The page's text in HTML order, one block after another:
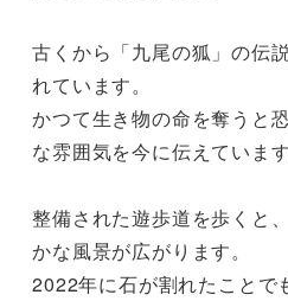
古くから「九尾の狐」の伝
れています。
かつて生き物の命を奪うと
な雰囲気を今に伝えています
整備された遊歩道を歩くと
かな風景が広がります。
2022年に石が割れたことで